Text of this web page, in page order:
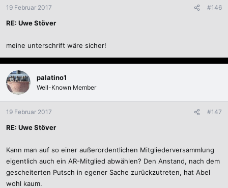
19 Februar 2017 #146
RE: Uwe Stöver
meine unterschrift wäre sicher!
palatino1
Well-Known Member
19 Februar 2017 #147
RE: Uwe Stöver
Kann man auf so einer außerordentlichen Mitgliederversammlung
eigentlich auch ein AR-Mitglied abwählen? Den Anstand, nach dem
gescheiterten Putsch in egener Sache zurückzutreten, hat Abel
wohl kaum.